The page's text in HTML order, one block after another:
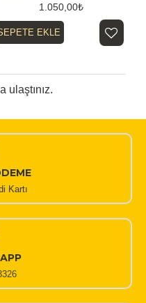
1.050,00₺
EKLE
ulaştınız.
Kartı